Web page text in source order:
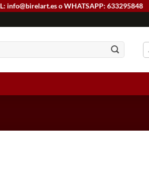
info@birelart.es o WHATSAPP: 633295848